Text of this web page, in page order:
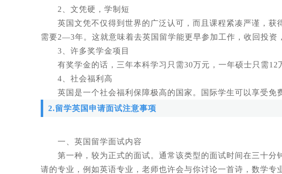
2、文凭硬，学制短
英国文凭不仅得到世界的广泛认可，而且课程紧凑严谨，获
需要2―3年。这就意味着去英国留学能更早参加工作，收回投资
3、许多奖学金项目
有奖学金的话，三年本科学习只需30万元，一年硕士只需12
4、社会福利高
英国是一个社会福利保障极高的国家。国际学生可以享受免
2.留学英国申请面试注意事项
一、英国留学面试内容
第一种，较为正式的面试。通常该类型的面试时间在三十分
请的专业，例如英语专业，老师也许会与你讨论一首诗，数学专